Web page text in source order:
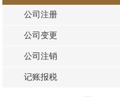
公司注册
公司变更
公司注销
记账报税